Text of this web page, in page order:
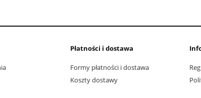
Płatności i dostawa
Formy płatności i dostawa
Koszty dostawy